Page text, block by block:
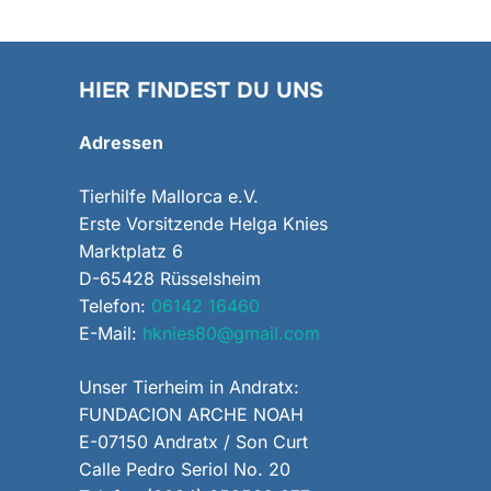
HIER FINDEST DU UNS
Adressen
Tierhilfe Mallorca e.V.
Erste Vorsitzende Helga Knies
Marktplatz 6
D-65428 Rüsselsheim
Telefon: 06142 16460
E-Mail: hknies80@gmail.com
Unser Tierheim in Andratx:
FUNDACION ARCHE NOAH
E-07150 Andratx / Son Curt
Calle Pedro Seriol No. 20